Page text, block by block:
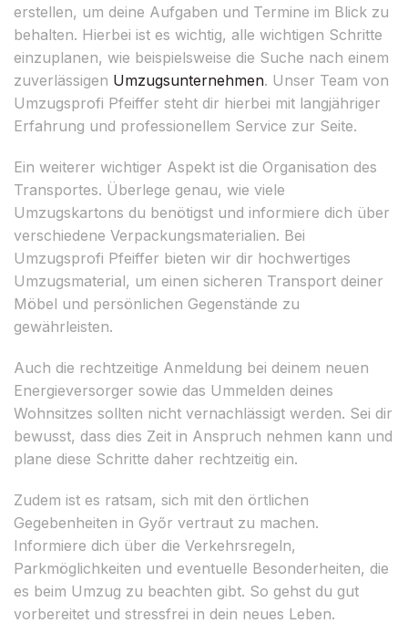
erstellen, um deine Aufgaben und Termine im Blick zu
behalten. Hierbei ist es wichtig, alle wichtigen Schritte
einzuplanen, wie beispielsweise die Suche nach einem
zuverlässigen Umzugsunternehmen. Unser Team von
Umzugsprofi Pfeiffer steht dir hierbei mit langjähriger
Erfahrung und professionellem Service zur Seite.
Ein weiterer wichtiger Aspekt ist die Organisation des
Transportes. Überlege genau, wie viele
Umzugskartons du benötigst und informiere dich über
verschiedene Verpackungsmaterialien. Bei
Umzugsprofi Pfeiffer bieten wir dir hochwertiges
Umzugsmaterial, um einen sicheren Transport deiner
Möbel und persönlichen Gegenstände zu
gewährleisten.
Auch die rechtzeitige Anmeldung bei deinem neuen
Energieversorger sowie das Ummelden deines
Wohnsitzes sollten nicht vernachlässigt werden. Sei dir
bewusst, dass dies Zeit in Anspruch nehmen kann und
plane diese Schritte daher rechtzeitig ein.
Zudem ist es ratsam, sich mit den örtlichen
Gegebenheiten in Győr vertraut zu machen.
Informiere dich über die Verkehrsregeln,
Parkmöglichkeiten und eventuelle Besonderheiten, die
es beim Umzug zu beachten gibt. So gehst du gut
vorbereitet und stressfrei in dein neues Leben.